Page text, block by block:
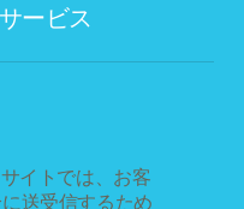
ービス
イトでは、お客
送受信するため